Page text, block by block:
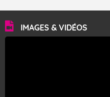
IMAGES & VIDÉOS